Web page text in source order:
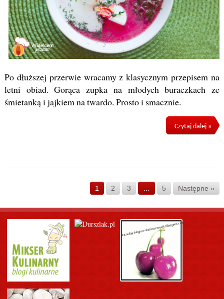
Po dłuższej przerwie wracamy z klasycznym przepisem na
letni obiad. Gorąca zupka na młodych buraczkach ze
śmietanką i jajkiem na twardo. Prosto i smacznie.
Czytaj dalej »
1 2 3 5 Następne »